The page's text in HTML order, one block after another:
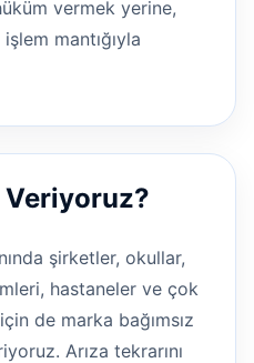
vermek yerine,
mantığıyla
şirketler, okullar,
hastaneler ve çok
de marka bağımsız
Arıza tekrarını